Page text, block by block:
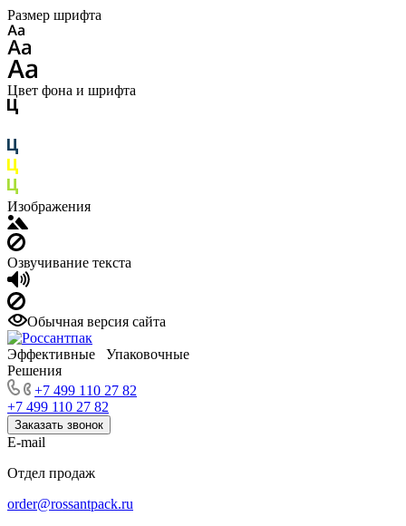
Размер шрифта
Цвет фона и шрифта
Изображения
Озвучивание текста
Обычная версия сайта
Эффективные Упаковочные
Решения
+7 499 110 27 82
+7 499 110 27 82
Заказать звонок
E-mail
Отдел продаж
order@rossantpack.ru